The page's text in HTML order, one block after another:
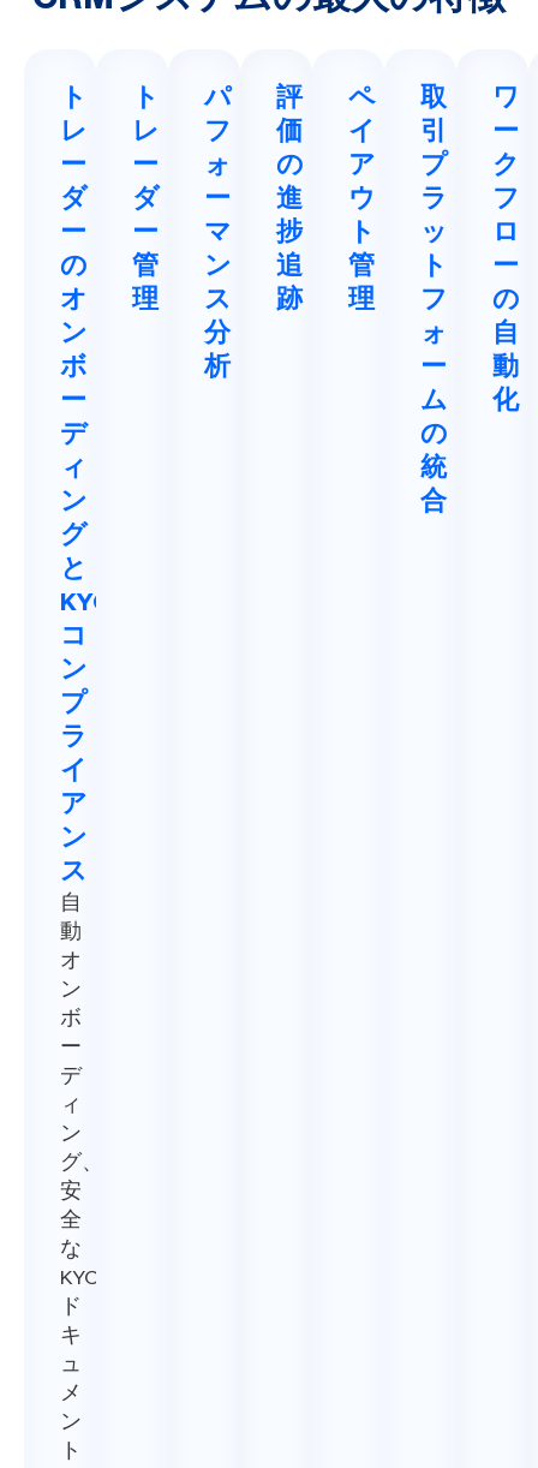
ト
レ
ー
ダ
ー
の
オ
ン
ボ
ー
デ
ィ
ン
グ
と
KYC/AML
コ
ン
プ
ラ
イ
ア
ン
ス
自
動
オ
ン
ボ
ー
デ
ィ
ン
グ、
安
全
な
KYC
ド
キ
ュ
メ
ン
ト
ト
レ
ー
ダ
ー
管
理
パ
フ
ォ
ー
マ
ン
ス
分
析
評
価
の
進
捗
追
跡
ペ
イ
ア
ウ
ト
管
理
取
引
プ
ラ
ッ
ト
フ
ォ
ー
ム
の
統
合
ワ
ー
ク
フ
ロ
ー
の
自
動
化